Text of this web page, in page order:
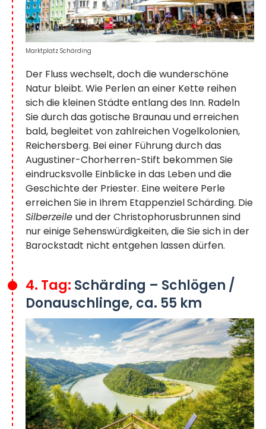
Der Fluss wechselt, doch die wunderschöne
Natur bleibt. Wie Perlen an einer Kette reihen
sich die kleinen Städte entlang des Inn. Radeln
Sie durch das gotische Braunau und erreichen
bald, begleitet von zahlreichen Vogelkolonien,
Reichersberg. Bei einer Führung durch das
Augustiner-Chorherren-Stift bekommen Sie
eindrucksvolle Einblicke in das Leben und die
Geschichte der Priester. Eine weitere Perle
erreichen Sie in Ihrem Etappenziel Schärding. Die
Silberzeile und der Christophorusbrunnen sind
nur einige Sehenswürdigkeiten, die Sie sich in der
Barockstadt nicht entgehen lassen dürfen.
Marktplatz Schärding
4. Tag: Schärding – Schlögen /
Donauschlinge, ca. 55 km